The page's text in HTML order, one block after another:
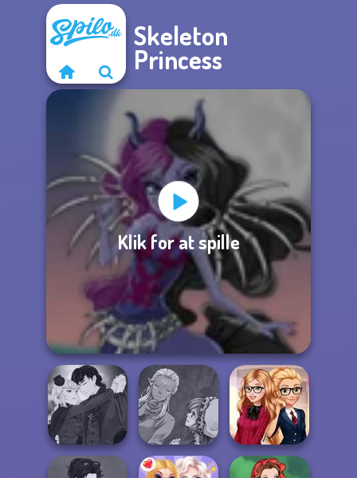
Skeleton
Princess
Klik for at spille